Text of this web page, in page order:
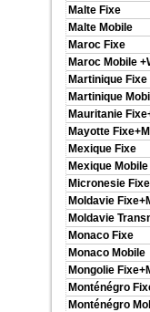
Malte Fixe
Malte Mobile
Maroc Fixe
Maroc Mobile
Martinique Fixe
Martinique
Mauritanie
Mayotte
Mexique Fixe
Mexique Mobile
Micronesie Fixe
Moldavie
Moldavie
Monaco Fixe
Monaco Mobile
Mongolie
Monténégro
Monténégro